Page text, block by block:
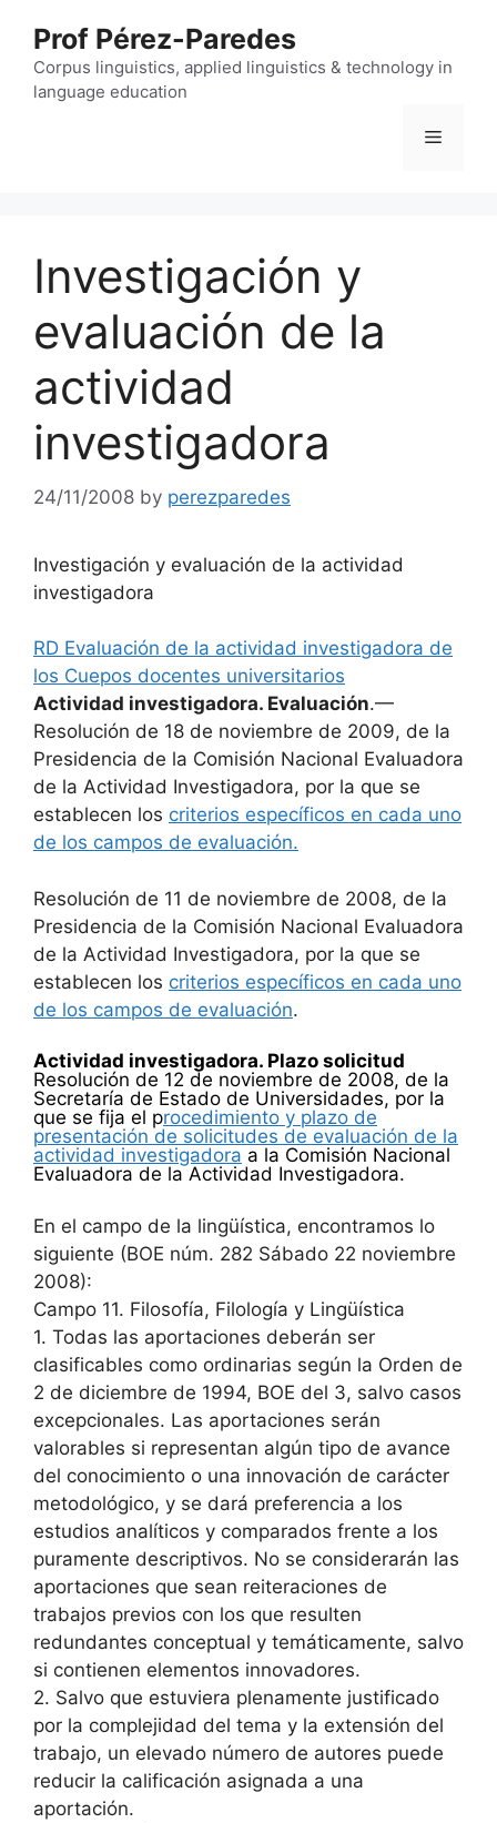
content
Prof Pérez-Paredes
Corpus linguistics, applied linguistics & technology in
language education
Menu
Investigación y
evaluación de la
actividad
investigadora
24/11/2008 by perezparedes
Investigación y evaluación de la actividad
investigadora
RD Evaluación de la actividad investigadora de
los Cuepos docentes universitarios
Actividad investigadora. Evaluación.—
Resolución de 18 de noviembre de 2009, de la
Presidencia de la Comisión Nacional Evaluadora
de la Actividad Investigadora, por la que se
establecen los criterios específicos en cada uno
de los campos de evaluación.
Resolución de 11 de noviembre de 2008, de la
Presidencia de la Comisión Nacional Evaluadora
de la Actividad Investigadora, por la que se
establecen los criterios específicos en cada uno
de los campos de evaluación.
Actividad investigadora. Plazo solicitud
Resolución de 12 de noviembre de 2008, de la
Secretaría de Estado de Universidades, por la
que se fija el procedimiento y plazo de
presentación de solicitudes de evaluación de la
actividad investigadora a la Comisión Nacional
Evaluadora de la Actividad Investigadora.
En el campo de la lingüística, encontramos lo
siguiente (BOE núm. 282 Sábado 22 noviembre
2008):
Campo 11. Filosofía, Filología y Lingüística
1. Todas las aportaciones deberán ser
clasificables como ordinarias según la Orden de
2 de diciembre de 1994, BOE del 3, salvo casos
excepcionales. Las aportaciones serán
valorables si representan algún tipo de avance
del conocimiento o una innovación de carácter
metodológico, y se dará preferencia a los
estudios analíticos y comparados frente a los
puramente descriptivos. No se considerarán las
aportaciones que sean reiteraciones de
trabajos previos con los que resulten
redundantes conceptual y temáticamente, salvo
si contienen elementos innovadores.
2. Salvo que estuviera plenamente justificado
por la complejidad del tema y la extensión del
trabajo, un elevado número de autores puede
reducir la calificación asignada a una
aportación.